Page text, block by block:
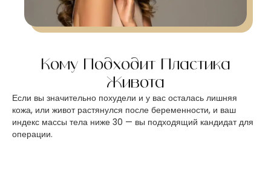
Кому Подходит Пластика
Живота
Если вы значительно похудели и у вас осталась лишняя
кожа, или живот растянулся после беременности, и ваш
индекс массы тела ниже 30 — вы подходящий кандидат для
операции.